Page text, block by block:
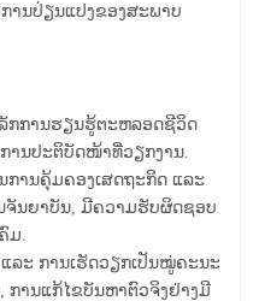
ານປ່ຽນແປງຂອງສະພາບ
ການຮຽນຮູ້ຕະຫລອດຊີວິດ
ານປະຕິບັດໜ້າທີ່ວຽກງານ.
ການຄຸ້ມຄອງເສດຖະກິດ ແລະ
ຈັນຍາບັນ, ມີຄວາມຮັບຜິດຊອບ
ມ.
ລະ ການເຮັດວຽກເປັນໝູ່ຄະນະ
ການແກ້ໄຂບັນຫາຕົວຈິງຢ່າງມີ